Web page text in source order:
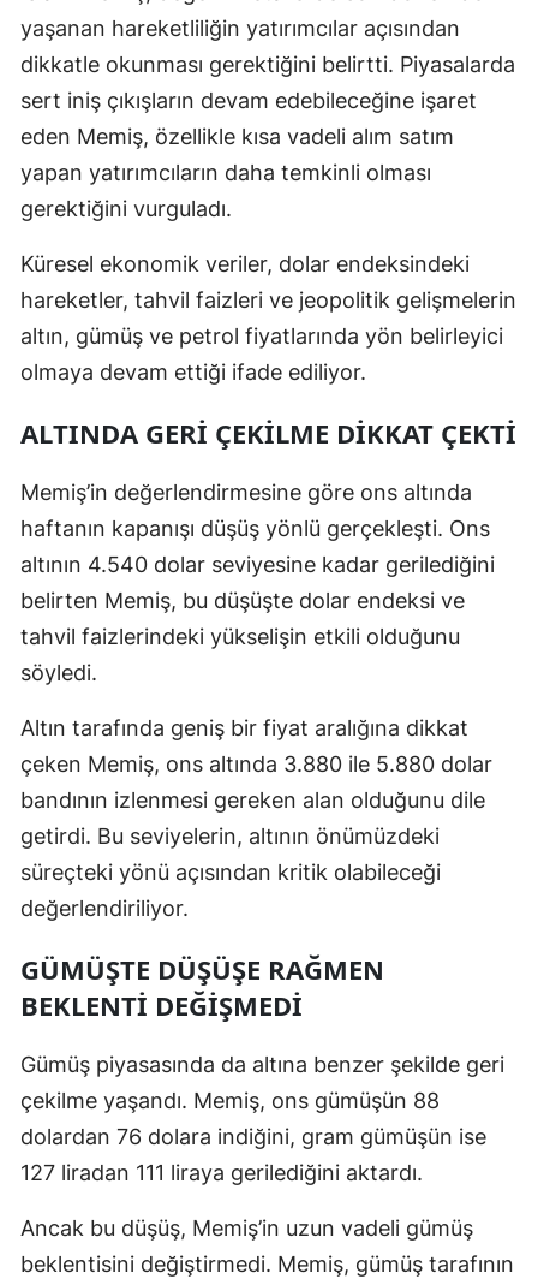
yaşanan hareketliliğin yatırımcılar açısından
dikkatle okunması gerektiğini belirtti. Piyasalarda
sert iniş çıkışların devam edebileceğine işaret
eden Memiş, özellikle kısa vadeli alım satım
yapan yatırımcıların daha temkinli olması
gerektiğini vurguladı.
Küresel ekonomik veriler, dolar endeksindeki
hareketler, tahvil faizleri ve jeopolitik gelişmelerin
altın, gümüş ve petrol fiyatlarında yön belirleyici
olmaya devam ettiği ifade ediliyor.
ALTINDA GERİ ÇEKİLME DİKKAT ÇEKTİ
Memiş’in değerlendirmesine göre ons altında
haftanın kapanışı düşüş yönlü gerçekleşti. Ons
altının 4.540 dolar seviyesine kadar gerilediğini
belirten Memiş, bu düşüşte dolar endeksi ve
tahvil faizlerindeki yükselişin etkili olduğunu
söyledi.
Altın tarafında geniş bir fiyat aralığına dikkat
çeken Memiş, ons altında 3.880 ile 5.880 dolar
bandının izlenmesi gereken alan olduğunu dile
getirdi. Bu seviyelerin, altının önümüzdeki
süreçteki yönü açısından kritik olabileceği
değerlendiriliyor.
GÜMÜŞTE DÜŞÜŞE RAĞMEN
BEKLENTİ DEĞİŞMEDİ
Gümüş piyasasında da altına benzer şekilde geri
çekilme yaşandı. Memiş, ons gümüşün 88
dolardan 76 dolara indiğini, gram gümüşün ise
127 liradan 111 liraya gerilediğini aktardı.
Ancak bu düşüş, Memiş’in uzun vadeli gümüş
beklentisini değiştirmedi. Memiş, gümüş tarafının